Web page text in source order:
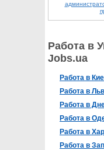
Работа в
Jobs.ua
Работа в
Работа в
Работа в
Работа в
Работа в
Работа в